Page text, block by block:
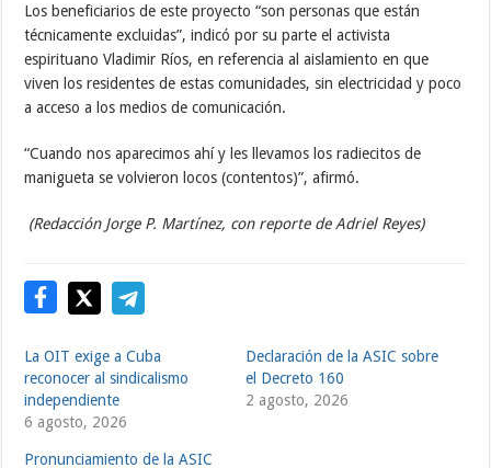
Los beneficiarios de este proyecto “son personas que están
técnicamente excluidas”, indicó por su parte el activista
espirituano Vladimir Ríos, en referencia al aislamiento en que
viven los residentes de estas comunidades, sin electricidad y poco
a acceso a los medios de comunicación.
“Cuando nos aparecimos ahí y les llevamos los radiecitos de
manigueta se volvieron locos (contentos)”, afirmó.
(Redacción Jorge P. Martínez, con reporte de Adriel Reyes)
La OIT exige a Cuba
reconocer al sindicalismo
independiente
6 agosto, 2026
Declaración de la ASIC sobre
el Decreto 160
2 agosto, 2026
Pronunciamiento de la ASIC